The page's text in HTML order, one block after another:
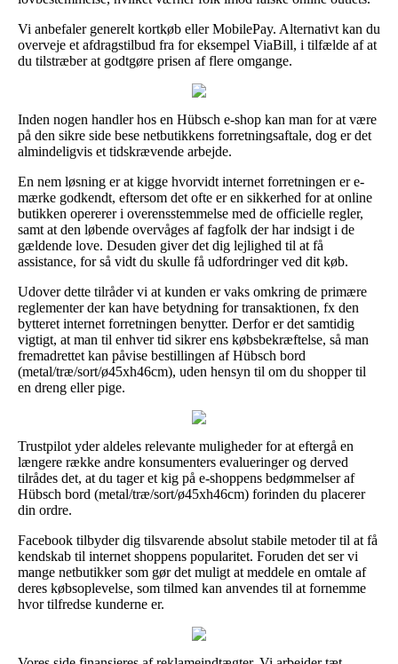
Vi anbefaler generelt kortkøb eller MobilePay. Alternativt kan du
overveje et afdragstilbud fra for eksempel ViaBill, i tilfælde af at
du tilstræber at godtgøre prisen af flere omgange.
Inden nogen handler hos en Hübsch e-shop kan man for at være
på den sikre side bese netbutikkens forretningsaftale, dog er det
almindeligvis et tidskrævende arbejde.
En nem løsning er at kigge hvorvidt internet forretningen er e-
mærke godkendt, eftersom det ofte er en sikkerhed for at online
butikken opererer i overensstemmelse med de officielle regler,
samt at den løbende overvåges af fagfolk der har indsigt i de
gældende love. Desuden giver det dig lejlighed til at få
assistance, for så vidt du skulle få udfordringer ved dit køb.
Udover dette tilråder vi at kunden er vaks omkring de primære
reglementer der kan have betydning for transaktionen, fx den
bytteret internet forretningen benytter. Derfor er det samtidig
vigtigt, at man til enhver tid sikrer ens købsbekræftelse, så man
fremadrettet kan påvise bestillingen af Hübsch bord
(metal/træ/sort/ø45xh46cm), uden hensyn til om du shopper til
en dreng eller pige.
Trustpilot yder aldeles relevante muligheder for at eftergå en
længere række andre konsumenters evalueringer og derved
tilrådes det, at du tager et kig på e-shoppens bedømmelser af
Hübsch bord (metal/træ/sort/ø45xh46cm) forinden du placerer
din ordre.
Facebook tilbyder dig tilsvarende absolut stabile metoder til at få
kendskab til internet shoppens popularitet. Foruden det ser vi
mange netbutikker som gør det muligt at meddele en omtale af
deres købsoplevelse, som tilmed kan anvendes til at fornemme
hvor tilfredse kunderne er.